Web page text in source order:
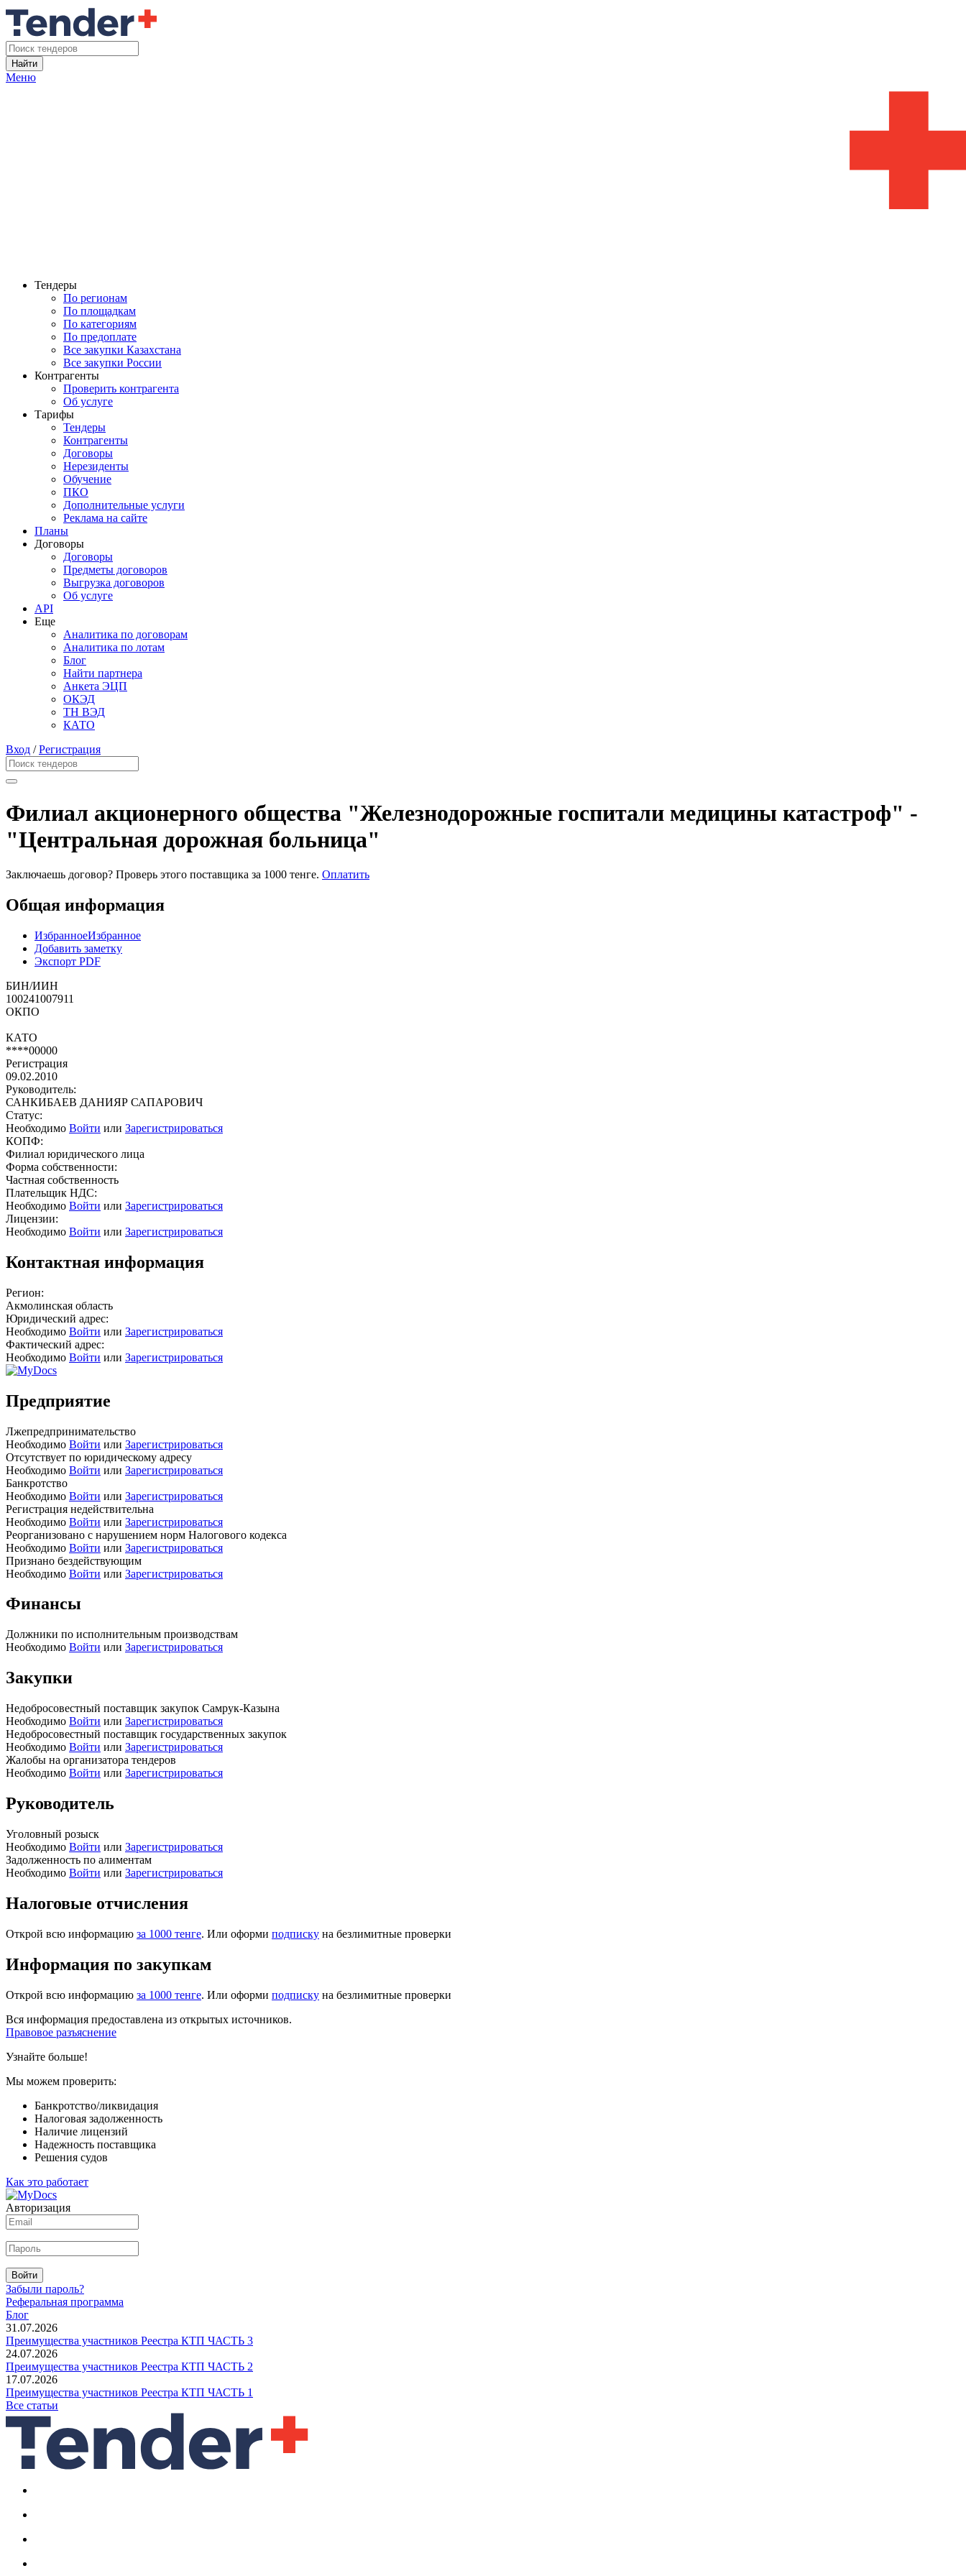
Найти
Меню
Тендеры
По регионам
По площадкам
По категориям
По предоплате
Все закупки Казахстана
Все закупки России
Контрагенты
Проверить контрагента
Об услуге
Тарифы
Тендеры
Контрагенты
Договоры
Нерезиденты
Обучение
ПКО
Дополнительные услуги
Реклама на сайте
Планы
Договоры
Договоры
Предметы договоров
Выгрузка договоров
Об услуге
API
Еще
Аналитика по договорам
Аналитика по лотам
Блог
Найти партнера
Анкета ЭЦП
ОКЭД
ТН ВЭД
КАТО
Вход /Регистрация
Филиал акционерного общества "Железнодорожные госпитали медицины катастроф" -
"Центральная дорожная больница"
Заключаешь договор? Проверь этого поставщика за 1000 тенге. Оплатить
Общая информация
ИзбранноеИзбранное
Добавить заметку
Экспорт PDF
БИН/ИИН
100241007911
ОКПО
КАТО
****00000
Регистрация
09.02.2010
Руководитель:
САНКИБАЕВ ДАНИЯР САПАРОВИЧ
Статус:
Необходимо Войти или Зарегистрироваться
КОПФ:
Филиал юридического лица
Форма собственности:
Частная собственность
Плательщик НДС:
Необходимо Войти или Зарегистрироваться
Лицензии:
Необходимо Войти или Зарегистрироваться
Контактная информация
Регион:
Акмолинская область
Юридический адрес:
Необходимо Войти или Зарегистрироваться
Фактический адрес:
Необходимо Войти или Зарегистрироваться
Предприятие
Лжепредпринимательство
Необходимо Войти или Зарегистрироваться
Отсутствует по юридическому адресу
Необходимо Войти или Зарегистрироваться
Банкротство
Необходимо Войти или Зарегистрироваться
Регистрация недействительна
Необходимо Войти или Зарегистрироваться
Реорганизовано с нарушением норм Налогового кодекса
Необходимо Войти или Зарегистрироваться
Признано бездействующим
Необходимо Войти или Зарегистрироваться
Финансы
Должники по исполнительным производствам
Необходимо Войти или Зарегистрироваться
Закупки
Недобросовестный поставщик закупок Самрук-Казына
Необходимо Войти или Зарегистрироваться
Недобросовестный поставщик государственных закупок
Необходимо Войти или Зарегистрироваться
Жалобы на организатора тендеров
Необходимо Войти или Зарегистрироваться
Руководитель
Уголовный розыск
Необходимо Войти или Зарегистрироваться
Задолженность по алиментам
Необходимо Войти или Зарегистрироваться
Налоговые отчисления
Открой всю информацию за 1000 тенге. Или оформи подписку на безлимитные проверки
Информация по закупкам
Открой всю информацию за 1000 тенге. Или оформи подписку на безлимитные проверки
Вся информация предоставлена из открытых источников.
Правовое разъяснение
Узнайте больше!
Мы можем проверить:
Банкротство/ликвидация
Налоговая задолженность
Наличие лицензий
Надежность поставщика
Решения судов
Как это работает
Авторизация
Войти
Забыли пароль?
Реферальная программа
Блог
31.07.2026
Преимущества участников Реестра КТП ЧАСТЬ 3
24.07.2026
Преимущества участников Реестра КТП ЧАСТЬ 2
17.07.2026
Преимущества участников Реестра КТП ЧАСТЬ 1
Все статьи